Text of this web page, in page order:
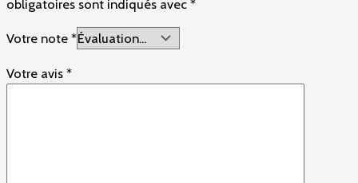
obligatoires sont indiqués avec *
Votre note *
Votre avis *